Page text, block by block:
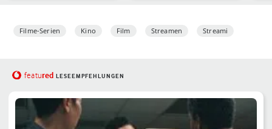
Filme-Serien Kino Film Streamen Streami
featured LESEEMPFEHLUNGEN